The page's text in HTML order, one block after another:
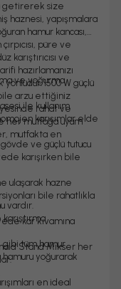
getirerek size
haznesi, yapışmalara
hamur kancası,
püre ve
ve
hazırlamanızı
1500 W güçlü
arzu ettiğiniz
rahat ve
her mutfağa uyum
mutfakta en
ve yoğurma
ile kullanım
karışımlar elde
ve güçlü tutucu
karışırken bile
ulaşarak hazne
bile rahatlıkla
kar kıvamına
Stand Mikser her
vardır.
gibi tüm hamur
yoğurarak
en ideal